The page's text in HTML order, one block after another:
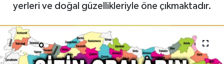
yerleri ve doğal güzellikleriyle öne çıkmaktadır.